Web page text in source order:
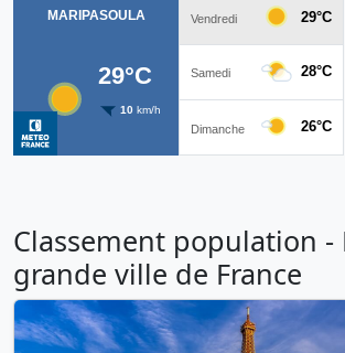
Classement population -
grande ville de France